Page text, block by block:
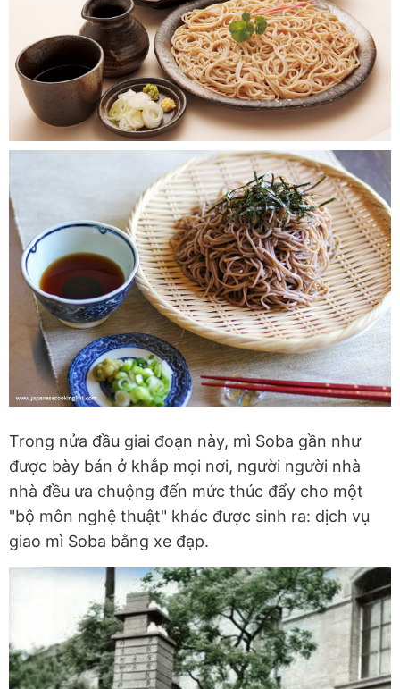
Trong nửa đầu giai đoạn này, mì Soba gần như
được bày bán ở khắp mọi nơi, người người nhà
nhà đều ưa chuộng đến mức thúc đẩy cho một
"bộ môn nghệ thuật" khác được sinh ra: dịch vụ
giao mì Soba bằng xe đạp.